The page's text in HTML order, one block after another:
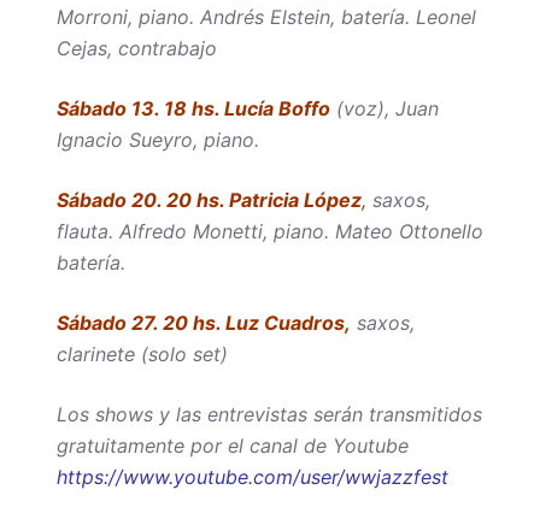
Morroni, piano. Andrés Elstein, batería. Leonel
Cejas, contrabajo
Sábado 13. 18 hs. Lucía Boffo(voz), Juan
Ignacio Sueyro, piano.
Sábado 20. 20 hs. Patricia López, saxos,
flauta. Alfredo Monetti, piano. Mateo Ottonello
batería.
Sábado 27. 20 hs. Luz Cuadros, saxos,
clarinete (solo set)
Los shows y las entrevistas serán transmitidos
gratuitamente por el canal de Youtube
https://www.youtube.com/user/wwjazzfest